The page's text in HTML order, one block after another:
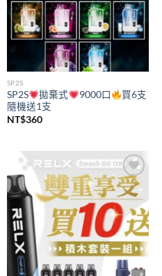
SP2S
SP2S 拋棄式 9000口
買6支
隨機送1支
NT$360
Add to
wishlist